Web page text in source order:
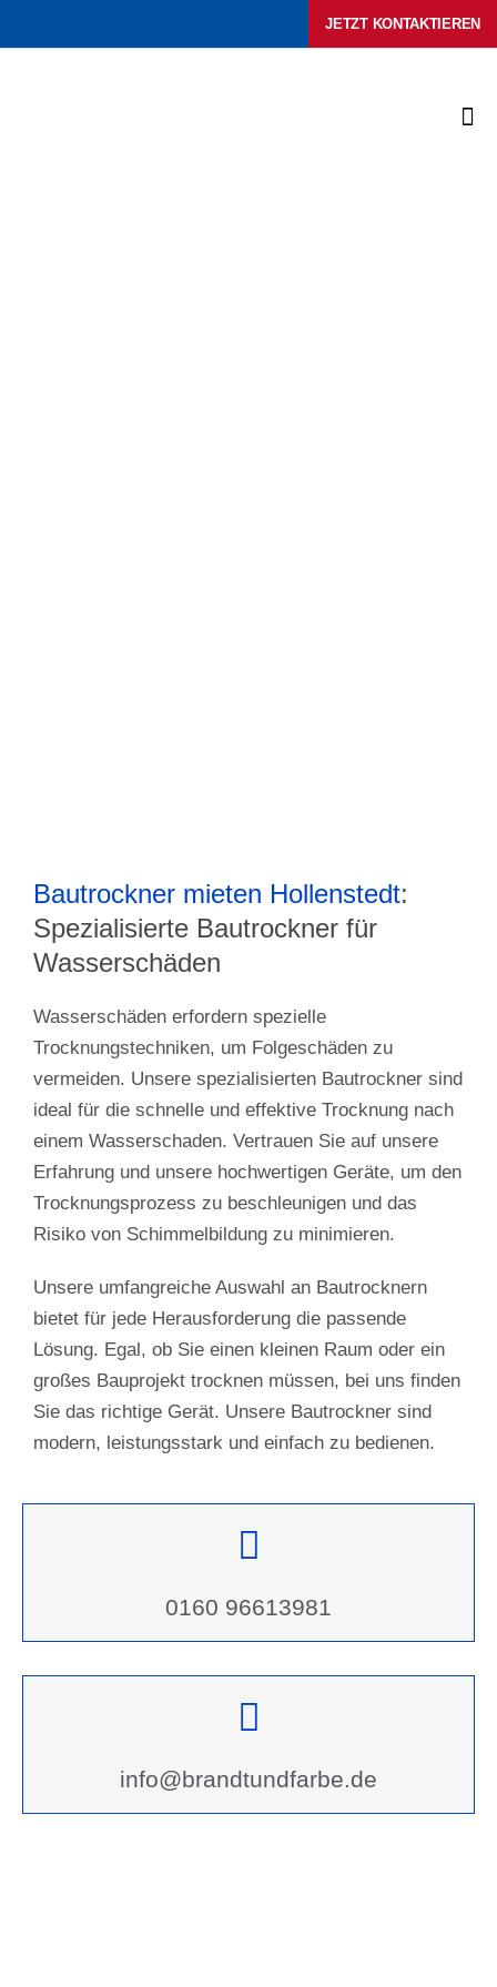
JETZT KONTAKTIEREN
Bautrockner mieten Hollenstedt:
Spezialisierte Bautrockner für
Wasserschäden
Wasserschäden erfordern spezielle
Trocknungstechniken, um Folgeschäden zu
vermeiden. Unsere spezialisierten Bautrockner sind
ideal für die schnelle und effektive Trocknung nach
einem Wasserschaden. Vertrauen Sie auf unsere
Erfahrung und unsere hochwertigen Geräte, um den
Trocknungsprozess zu beschleunigen und das
Risiko von Schimmelbildung zu minimieren.
Unsere umfangreiche Auswahl an Bautrocknern
bietet für jede Herausforderung die passende
Lösung. Egal, ob Sie einen kleinen Raum oder ein
großes Bauprojekt trocknen müssen, bei uns finden
Sie das richtige Gerät. Unsere Bautrockner sind
modern, leistungsstark und einfach zu bedienen.
0160 96613981
info@brandtundfarbe.de